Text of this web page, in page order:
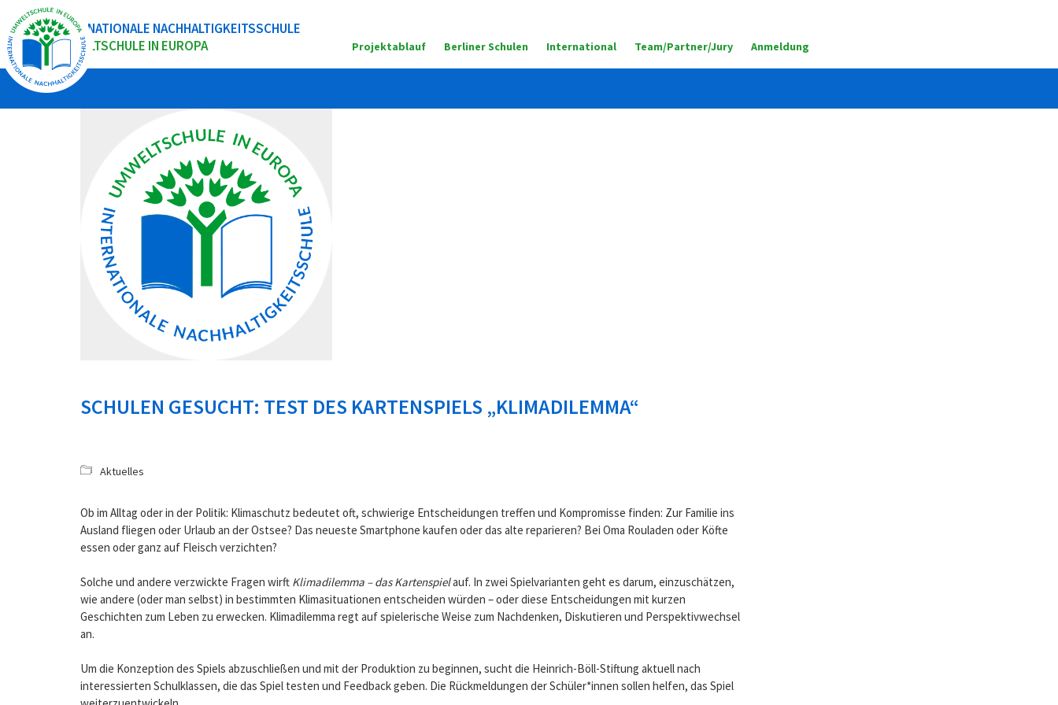
INTERNATIONALE NACHHALTIGKEITSSCHULE
UMWELTSCHULE IN EUROPA
Projektablauf Berliner Schulen International Team/Partner/Jury Anmeldung
SCHULEN GESUCHT: TEST DES KARTENSPIELS „KLIMADILEMMA“
Aktuelles
Ob im Alltag oder in der Politik: Klimaschutz bedeutet oft, schwierige Entscheidungen treffen und Kompromisse finden: Zur Familie ins
Ausland fliegen oder Urlaub an der Ostsee? Das neueste Smartphone kaufen oder das alte reparieren? Bei Oma Rouladen oder Köfte
essen oder ganz auf Fleisch verzichten?
Solche und andere verzwickte Fragen wirft Klimadilemma – das Kartenspielauf. In zwei Spielvarianten geht es darum, einzuschätzen,
wie andere (oder man selbst) in bestimmten Klimasituationen entscheiden würden – oder diese Entscheidungen mit kurzen
Geschichten zum Leben zu erwecken. Klimadilemma regt auf spielerische Weise zum Nachdenken, Diskutieren und Perspektivwechsel
an.
Um die Konzeption des Spiels abzuschließen und mit der Produktion zu beginnen, sucht die Heinrich-Böll-Stiftung aktuell nach
interessierten Schulklassen, die das Spiel testen und Feedback geben. Die Rückmeldungen der Schüler*innen sollen helfen, das Spiel